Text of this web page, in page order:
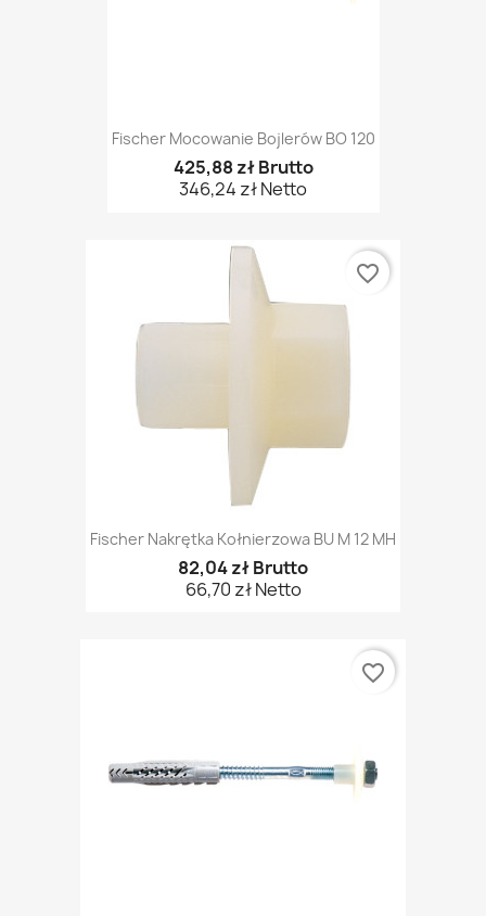
Fischer Mocowanie Bojlerów BO 120
425,88 zł Brutto
346,24 zł Netto
Fischer Nakrętka Kołnierzowa BU M 12 MH
82,04 zł Brutto
66,70 zł Netto
favorite_border
favorite_border